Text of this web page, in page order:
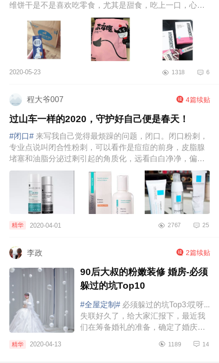
维饼干是不是喜欢吃零食，尤其是甜食，吃上一口，心里
感觉无比满足，但是吃太多的甜...
2020-05-23 1318 6
程大爷007 4篇续贴
过山车一样的2020，守护好自己便是春天！
#闭口# 来写我自己觉得最烦躁的问题，闭口。闭口粉刺，
专业点说叫闭合性粉刺，可以看作是痘痘的前身，皮脂腺
堵塞和油脂分泌过剩引起的角质化，远看白白净净，偏光
一照白色突起，挤...
精华 2020-04-01 2767 25
李政 2篇续贴
90后大叔的粉嫩装修 婚房-必须
躲过的坑Top10
#全屋定制# 必须躲过的坑Top3:哎呀...
失联好久了，给大家汇报下，最近我
们在筹备婚礼的准备，确定了婚庆公
都不是最贵的，但都是比较心仪的；
精华 2020-04-13 1189 14